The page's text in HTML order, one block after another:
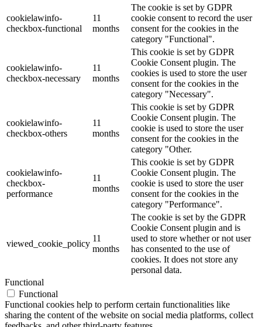
cookielawinfo-
checkbox-functional
11
months
The cookie is set by GDPR
cookie consent to record the user
consent for the cookies in the
category "Functional".
cookielawinfo-
checkbox-necessary
11
months
This cookie is set by GDPR
Cookie Consent plugin. The
cookies is used to store the user
consent for the cookies in the
category "Necessary".
cookielawinfo-
checkbox-others
11
months
This cookie is set by GDPR
Cookie Consent plugin. The
cookie is used to store the user
consent for the cookies in the
category "Other.
cookielawinfo-
checkbox-
performance
11
months
This cookie is set by GDPR
Cookie Consent plugin. The
cookie is used to store the user
consent for the cookies in the
category "Performance".
viewed_cookie_policy
11
months
The cookie is set by the GDPR
Cookie Consent plugin and is
used to store whether or not user
has consented to the use of
cookies. It does not store any
personal data.
Functional
Functional
Functional cookies help to perform certain functionalities like
sharing the content of the website on social media platforms, collect